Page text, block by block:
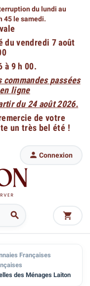
du lundi au
45 le samedi.
du vendredi 7 août
à 9 h 00.
passées
ligne
du 24 août 2026.
de votre
un très bel été !

 Connexion

Françaises
des Ménages Laiton